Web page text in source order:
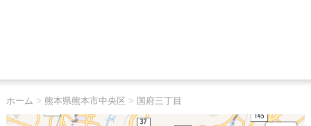
ホーム > 熊本県熊本市中央区 > 国府三丁目